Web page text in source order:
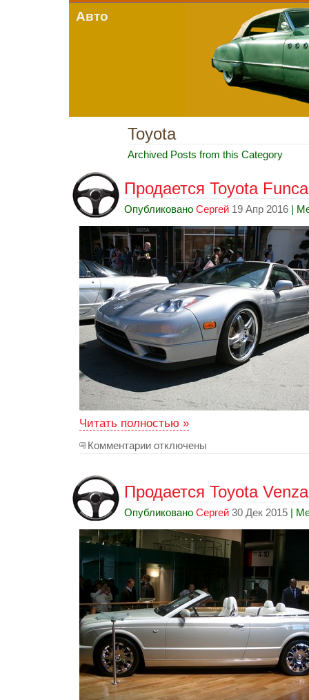
Авто
Toyota
Archived Posts from this Category
Продается Toyota
Опубликовано Сергей 19 Апр 2016 |
Читать полностью »
Комментарии отключены
Продается Toyota
Опубликовано Сергей 30 Дек 2015 |